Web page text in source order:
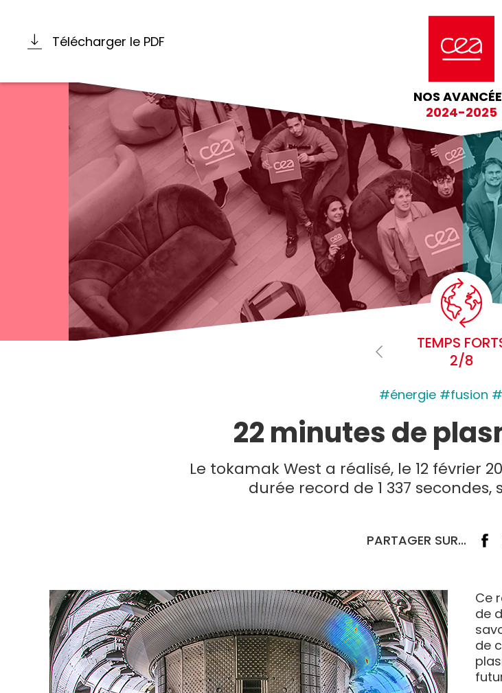
Télécharger le PDF
NOS
2024-2025
TEMPS
2/8
#énergie #fusion
22 minutes de
Le tokamak West a réalisé, le 12 février
durée record de 1 337
PARTAGER SUR...
Ce
de
de